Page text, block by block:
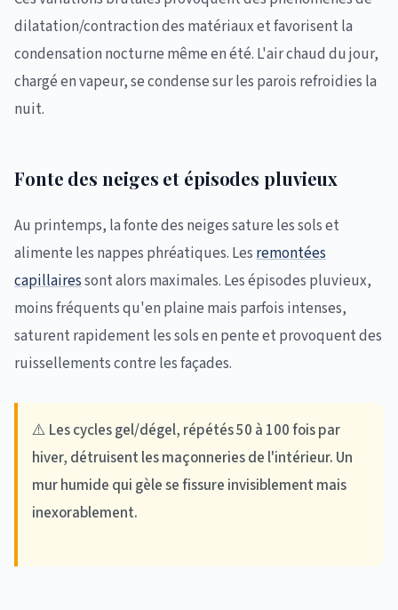
dilatation/contraction des matériaux et favorisent la
condensation nocturne même en été. L'air chaud du jour,
chargé en vapeur, se condense sur les parois refroidies la
nuit.
Fonte des neiges et épisodes pluvieux
Au printemps, la fonte des neiges sature les sols et
alimente les nappes phréatiques. Lesremontées
capillairessont alors maximales. Les épisodes pluvieux,
moins fréquents qu'en plaine mais parfois intenses,
saturent rapidement les sols en pente et provoquent des
ruissellements contre les façades.
⚠️ Les cycles gel/dégel, répétés 50 à 100 fois par
hiver, détruisent les maçonneries de l'intérieur. Un
mur humide qui gèle se fissure invisiblement mais
inexorablement.